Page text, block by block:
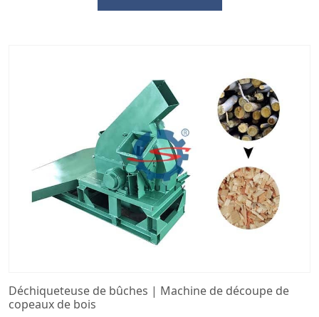
Déchiqueteuse de bûches | Machine de découpe de
copeaux de bois